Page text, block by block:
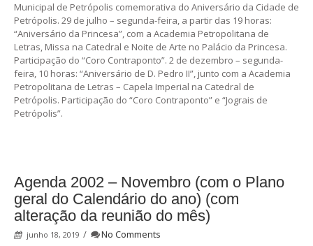
Municipal de Petrópolis comemorativa do Aniversário da Cidade de
Petrópolis. 29 de julho – segunda-feira, a partir das 19 horas:
“Aniversário da Princesa”, com a Academia Petropolitana de
Letras, Missa na Catedral e Noite de Arte no Palácio da Princesa.
Participação do “Coro Contraponto”. 2 de dezembro – segunda-
feira, 10 horas: “Aniversário de D. Pedro II”, junto com a Academia
Petropolitana de Letras – Capela Imperial na Catedral de
Petrópolis. Participação do “Coro Contraponto” e “Jograis de
Petrópolis”.
Agenda 2002 – Novembro (com o Plano
geral do Calendário do ano) (com
alteração da reunião do mês)
junho 18, 2019 /
No Comments